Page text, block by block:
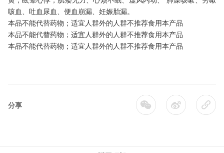
咳血、吐血尿血、便血崩漏、妊娠胎漏。
本品不能代替药物；适宜人群外的人群不推荐食用本产品
本品不能代替药物；适宜人群外的人群不推荐食用本产品
本品不能代替药物；适宜人群外的人群不推荐食用本产品
分享